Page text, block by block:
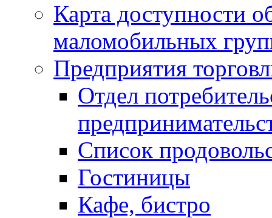
Карта доступности
маломобильных
Предприятия
Отдел
Список
Гостиницы
Кафе, бистро